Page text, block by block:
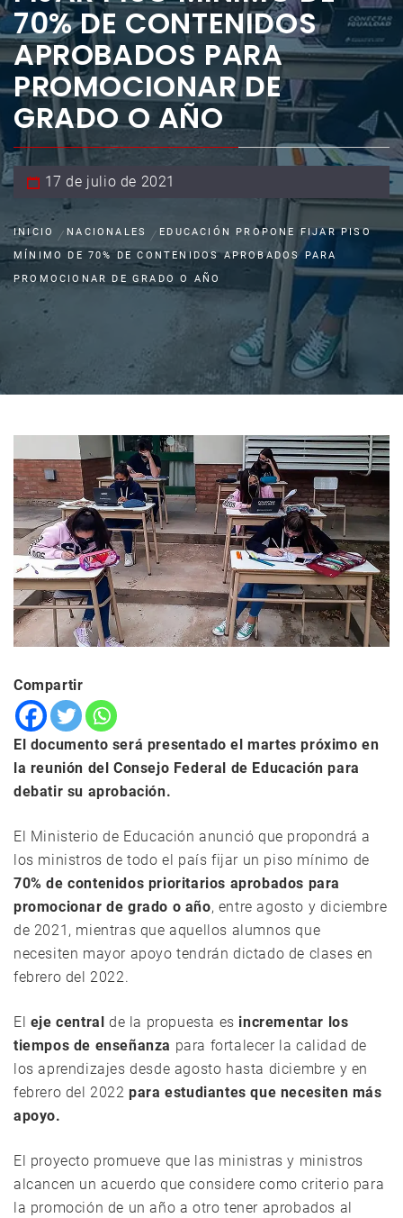
70% DE CONTENIDOS
APROBADOS PARA
PROMOCIONAR DE
GRADO O AÑO
17 de julio de 2021
INICIO NACIONALES
EDUCACIÓN PROPONE FIJAR PISO
MÍNIMO DE 70% DE CONTENIDOS APROBADOS PARA
PROMOCIONAR DE GRADO O AÑO
Compartir
El documento será presentado el martes próximo en
la reunión del Consejo Federal de Educación para
debatir su aprobación.
El Ministerio de Educación anunció que propondrá a
los ministros de todo el país fijar un piso mínimo de
70% de contenidos prioritarios aprobados para
promocionar de grado o año, entre agosto y diciembre
de 2021, mientras que aquellos alumnos que
necesiten mayor apoyo tendrán dictado de clases en
febrero del 2022.
El eje central de la propuesta es incrementar los
tiempos de enseñanza para fortalecer la calidad de
los aprendizajes desde agosto hasta diciembre y en
febrero del 2022para estudiantes que necesiten más
apoyo.
El proyecto promueve que las ministras y ministros
alcancen un acuerdo que considere como criterio para
la promoción de un año a otro tener aprobados al